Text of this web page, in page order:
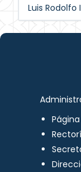
Luis Rodolfo